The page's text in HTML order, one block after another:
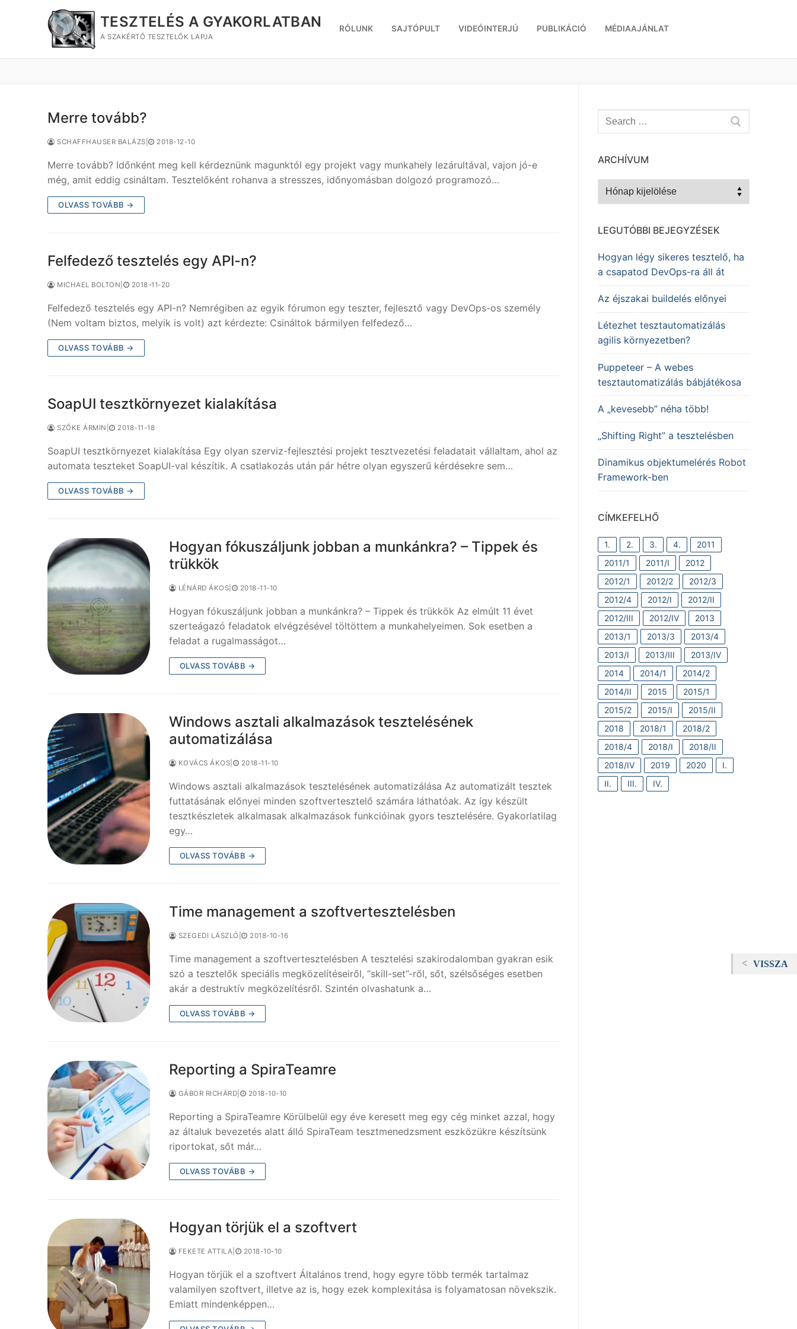
TESZTELÉS A GYAKORLATBAN
A SZAKÉRTŐ TESZTELŐK LAPJA
RÓLUNK SAJTÓPULT VIDEÓINTERJÚ PUBLIKÁCIÓ MÉDIAAJÁNLAT
Merre tovább?
SCHAFFHAUSER BALÁZS 2018-12-10
Merre tovább? Időnként meg kell kérdeznünk magunktól egy projekt vagy munkahely lezárultával, vajon jó-e
még, amit eddig csináltam. Tesztelőként rohanva a stresszes, időnyomásban dolgozó programozó…
OLVASS TOVÁBB →
Felfedező tesztelés egy API-n?
MICHAEL BOLTON 2018-11-20
Felfedező tesztelés egy API-n? Nemrégiben az egyik fórumon egy teszter, fejlesztő vagy DevOps-os személy
(Nem voltam biztos, melyik is volt) azt kérdezte: Csináltok bármilyen felfedező…
OLVASS TOVÁBB →
SoapUI tesztkörnyezet kialakítása
SZŐKE ÁRMIN 2018-11-18
SoapUI tesztkörnyezet kialakítása Egy olyan szerviz-fejlesztési projekt tesztvezetési feladatait vállaltam, ahol az
automata teszteket SoapUI-val készítik. A csatlakozás után pár hétre olyan egyszerű kérdésekre sem…
OLVASS TOVÁBB →
Hogyan fókuszáljunk jobban a munkánkra? – Tippek és
trükkök
LÉNÁRD ÁKOS 2018-11-10
Hogyan fókuszáljunk jobban a munkánkra? – Tippek és trükkök Az elmúlt 11 évet
szerteágazó feladatok elvégzésével töltöttem a munkahelyeimen. Sok esetben a
feladat a rugalmasságot…
OLVASS TOVÁBB →
Windows asztali alkalmazások tesztelésének
automatizálása
KOVÁCS ÁKOS 2018-11-10
Windows asztali alkalmazások tesztelésének automatizálása Az automatizált tesztek
futtatásának előnyei minden szoftvertesztelő számára láthatóak. Az így készült
tesztkészletek alkalmasak alkalmazások funkcióinak gyors tesztelésére. Gyakorlatilag
egy…
OLVASS TOVÁBB →
Time management a szoftvertesztelésben
SZEGEDI LÁSZLÓ | 2018-10-16
Time management a szoftvertesztelésben A tesztelési szakirodalomban gyakran esik
szó a tesztelők speciális megközelítéseiről, “skill-set”-ről, sőt, szélsőséges esetben
akár a destruktív megközelítésről. Szintén olvashatunk a…
OLVASS TOVÁBB →
Reporting a SpiraTeamre
GÁBOR RICHÁRD 2018-10-10
Reporting a SpiraTeamre Körülbelül egy éve keresett meg egy cég minket azzal, hogy
az általuk bevezetés alatt álló SpiraTeam tesztmenedzsment eszközükre készítsünk
riportokat, sőt már…
OLVASS TOVÁBB →
Hogyan törjük el a szoftvert
FEKETE ATTILA 2018-10-10
Hogyan törjük el a szoftvert Általános trend, hogy egyre több termék tartalmaz
valamilyen szoftvert, illetve az is, hogy ezek komplexitása is folyamatosan növekszik.
Emiatt mindenképpen…
Keresése:
ARCHÍVUM
Archívum
LEGUTÓBBI BEJEGYZÉSEK
Hogyan légy sikeres tesztelő, ha
a csapatod DevOps-ra áll át
Az éjszakai buildelés előnyei
Létezhet tesztautomatizálás
agilis környezetben?
Puppeteer – A webes
tesztautomatizálás bábjátékosa
A „kevesebb” néha több!
„Shifting Right” a tesztelésben
Dinamikus objektumelérés Robot
Framework-ben
CÍMKEFELHŐ
1. 2. 3. 4.
2011
2011/1
2011/I
2012
2012/1
2012/2
2012/3
2012/4
2012/I
2012/II
2012/III
2012/IV
2013
2013/1
2013/3
2013/4
2013/I
2013/III
2013/IV
2014
2014/1
2014/2
2014/II
2015
2015/1
2015/2
2015/I
2015/II
2018
2018/1
2018/2
2018/4
2018/I
2018/II
2018/IV
2019 2020
I.
II.
III. IV.
VISSZA